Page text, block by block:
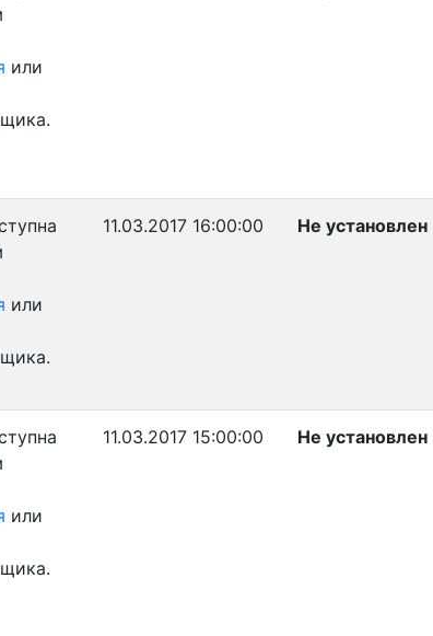
или
или
11.03.2017 16:00:00 Не установлен
или
11.03.2017 15:00:00 Не установлен